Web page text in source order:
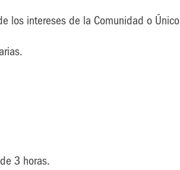
los intereses de la Comunidad o Único
3 horas.